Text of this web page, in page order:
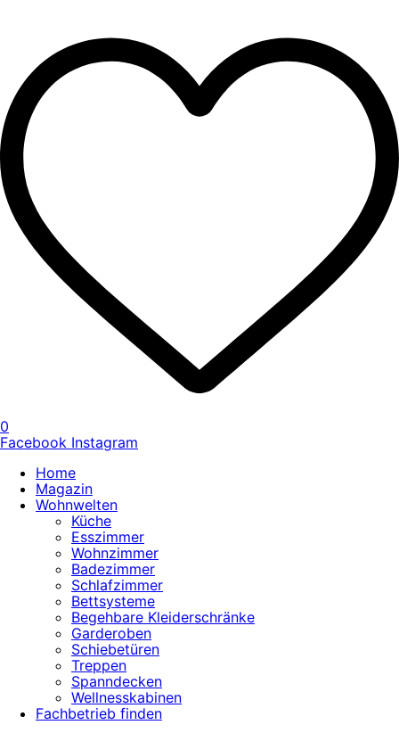
0
Facebook Instagram
Home
Magazin
Wohnwelten
Küche
Esszimmer
Wohnzimmer
Badezimmer
Schlafzimmer
Bettsysteme
Begehbare Kleiderschränke
Garderoben
Schiebetüren
Treppen
Spanndecken
Wellnesskabinen
Fachbetrieb finden